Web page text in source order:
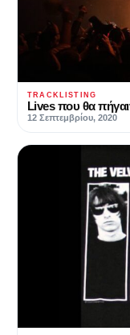
TRACKLISTING
Lives που θα
12 Σεπτεμβρίου, 2020